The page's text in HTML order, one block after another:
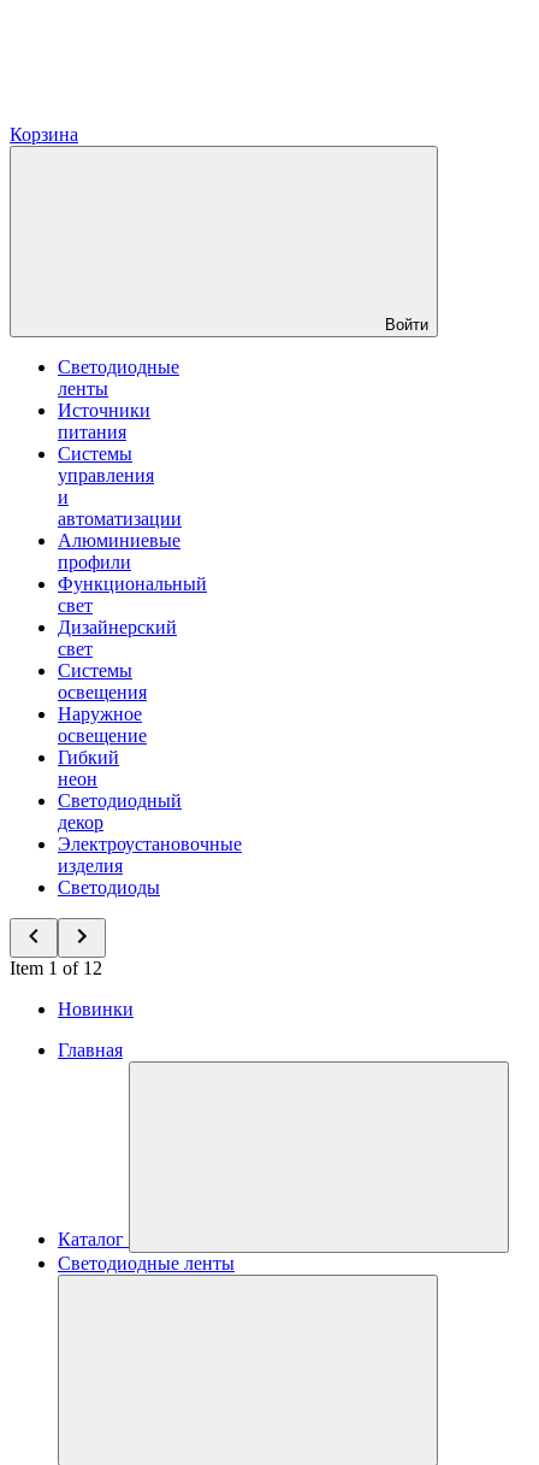
Корзина
Войти
Светодиодные
ленты
Источники
питания
Системы
управления
и
автоматизации
Алюминиевые
профили
Функциональный
свет
Дизайнерский
свет
Системы
освещения
Наружное
освещение
Гибкий
неон
Светодиодный
декор
Электроустановочные
изделия
Светодиоды
Item 1 of 12
Новинки
Главная
Каталог
Светодиодные ленты